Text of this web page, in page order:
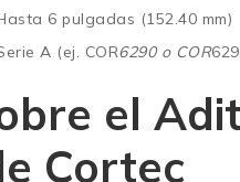
6 pulgadas (152.40 mm)
A (ej. COR6290 o COR
el
Cortec